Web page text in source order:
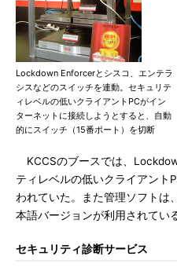
Lockdown Enforcerとシスコ、エンテラ
シスなどのスイッチを連動。セキュリテ
ィレベルの低いクライアントPCがイン
ターネットに接続しようとすると、自動
的にスイッチ（15番ポート）を切断
KCCSのブースでは、
ティレベルの低いクライアント
われていた。また管理ソフトは
本語バージョンが利用されてい
セキュリティ診断サービス